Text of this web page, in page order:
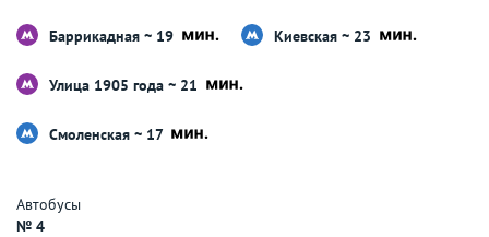
Баррикадная ~ 19 Киевская ~ 23
Улица 1905 года ~ 21
Смоленская ~ 17
Автобусы
№ 4